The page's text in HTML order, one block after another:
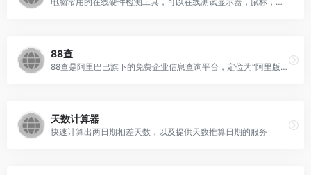
88查
88查是阿里巴巴旗下的免费企业信息查询平台，定位为“阿里版天眼查”。它基于 1688 的大模型技术，为企业提供 AI 驱动的多维度商业信息检索与分析服务。
天数计算器
快速计算出两日期相差天数，以及提供天数推算日期的服务